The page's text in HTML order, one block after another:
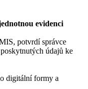
evidenci
potvrdí správce
údajů ke
digitální formy a